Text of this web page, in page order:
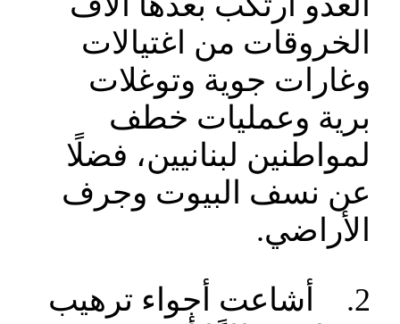
الخروقات من اغتيالات
وغارات جوية وتوغلات
برية وعمليات خطف
لمواطنين لبنانيين، فضلًا
عن نسف البيوت وجرف
الأراضي.
2. أشاعت أجواء ترهيب